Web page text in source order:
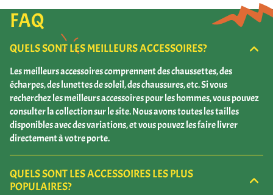
FAQ
QUELS SONT LES MEILLEURS ACCESSOIRES?
Les meilleurs accessoires comprennent des chaussettes, des
écharpes, des lunettes de soleil, des chaussures, etc. Si vous
recherchez les meilleurs accessoires pour les hommes, vous pouvez
consulter la collection sur le site. Nous avons toutes les tailles
disponibles avec des variations, et vous pouvez les faire livrer
directement à votre porte.
QUELS SONT LES ACCESSOIRES LES PLUS
POPULAIRES?